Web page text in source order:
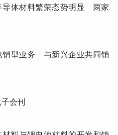
体材料繁荣态势明显 两家
型业务 与新兴企业共同销
会刊